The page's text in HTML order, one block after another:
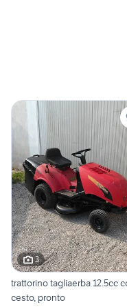
3
trattorino tagliaerba 12.5cc con
cesto, pronto